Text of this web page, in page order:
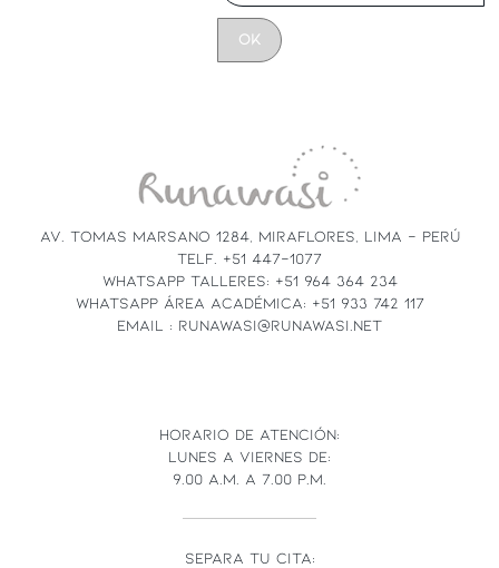
BLANK.AV. TOMAS MARSANO 1284, MIRAFLORES, LIMA - PERÚ
TELF. +51 447-1077
WHATSAPP TALLERES: +51 964 364 234
WHATSAPP ÁREA ACADÉMICA: +51 933 742 117
EMAIL : RUNAWASI@RUNAWASI.NET
HORARIO DE ATENCIÓN:
LUNES A VIERNES DE:
9.00 A.M. A 7.00 P.M.
SEPARA TU CITA: